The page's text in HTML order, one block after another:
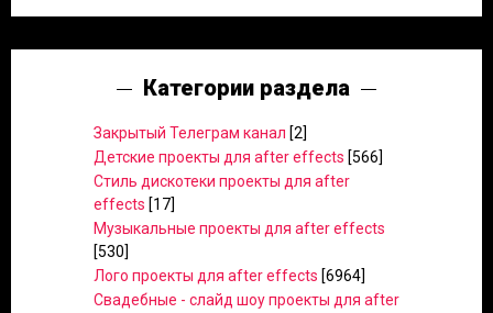
Категории раздела
Закрытый Телеграм канал [2]
Детские проекты для after effects [566]
Стиль дискотеки проекты для after
effects [17]
Музыкальные проекты для after effects
[530]
Лого проекты для after effects [6964]
Свадебные - слайд шоу проекты для after